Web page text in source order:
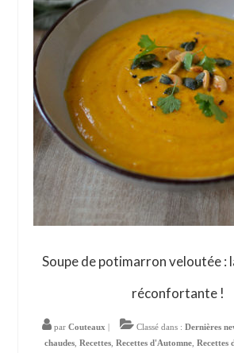
Soupe de potimarron veloutée :
réconfortante !
par Couteaux Classé dans : Dernières
chaudes Recettes Recettes d'Automne Recettes